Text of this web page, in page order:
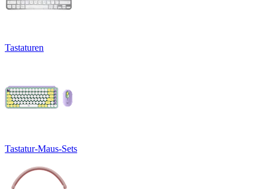
Tastaturen
Tastatur-Maus-Sets